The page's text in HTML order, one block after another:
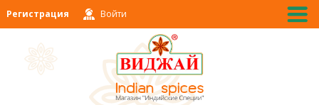
Регистрация Войти